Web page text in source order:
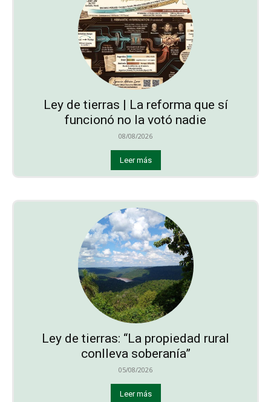
Ley de tierras | La reforma que sí
funcionó no la votó nadie
08/08/2026
Leer más
Ley de tierras: “La propiedad rural
conlleva soberanía”
05/08/2026
Leer más